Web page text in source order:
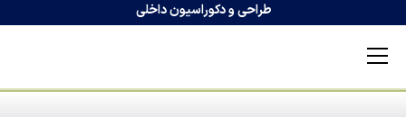
طراحی و دکوراسیون داخلی